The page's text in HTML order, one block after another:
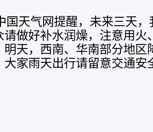
国天气网提醒，未来三天
请做好补水润燥，注意用火
明天，西南、华南部分地区
大家雨天出行请留意交通安